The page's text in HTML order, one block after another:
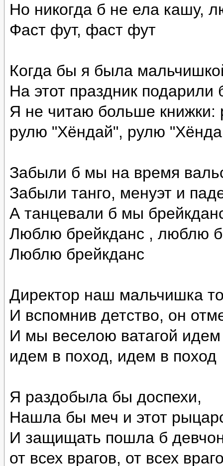
Но никогда б не ела кашу,
Фаст фут, фаст фут
Когда бы я была
На этот праздник
Я не читаю больше книжки:
рулю "Хёндай", рулю
Забыли б мы на время
Забыли танго, менуэт и
А танцевали б мы
Люблю брейкданс , люблю
Люблю брейкданс
Директор наш мальчишка
И вспомнив детство, он
И мы веселою ватагой идем
идем в поход, идем в поход
Я раздобыла бы доспехи,
Нашла бы меч и этот
И защищать пошла б
от всех врагов, от всех